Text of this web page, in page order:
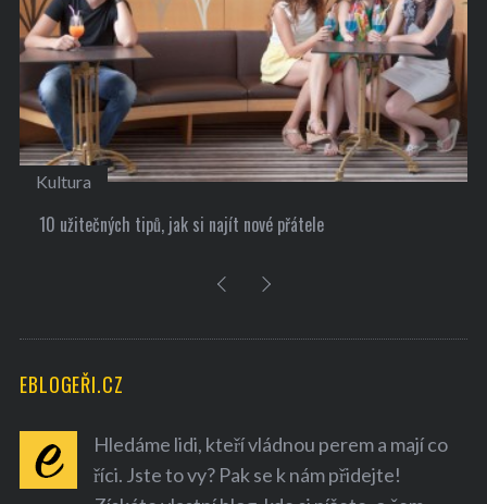
Kultura
10 užitečných tipů, jak si najít nové přátele
EBLOGEŘI.CZ
Hledáme lidi, kteří vládnou perem a mají co
říci. Jste to vy? Pak se k nám přidejte!